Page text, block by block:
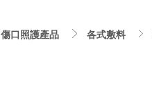
傷口照護產品 各式敷料